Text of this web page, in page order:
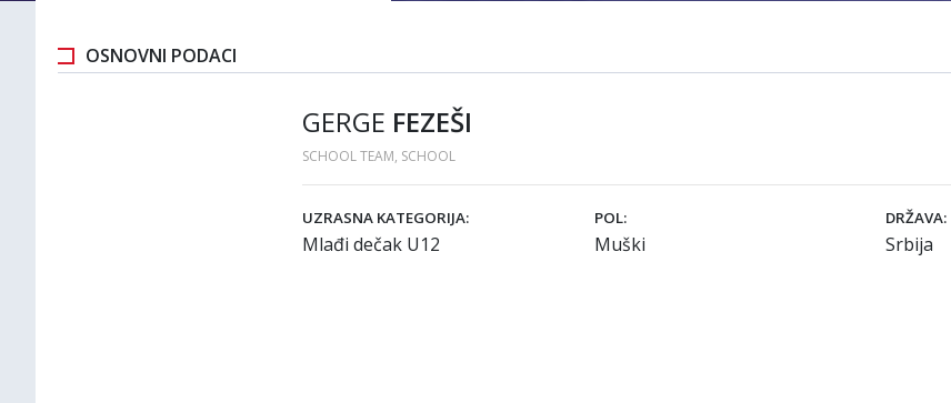
OSNOVNI PODACI
GERGE FEZEŠI
SCHOOL TEAM, SCHOOL
UZRASNA KATEGORIJA:
Mlađi dečak U12
POL:
Muški
DRŽAVA:
Srbija